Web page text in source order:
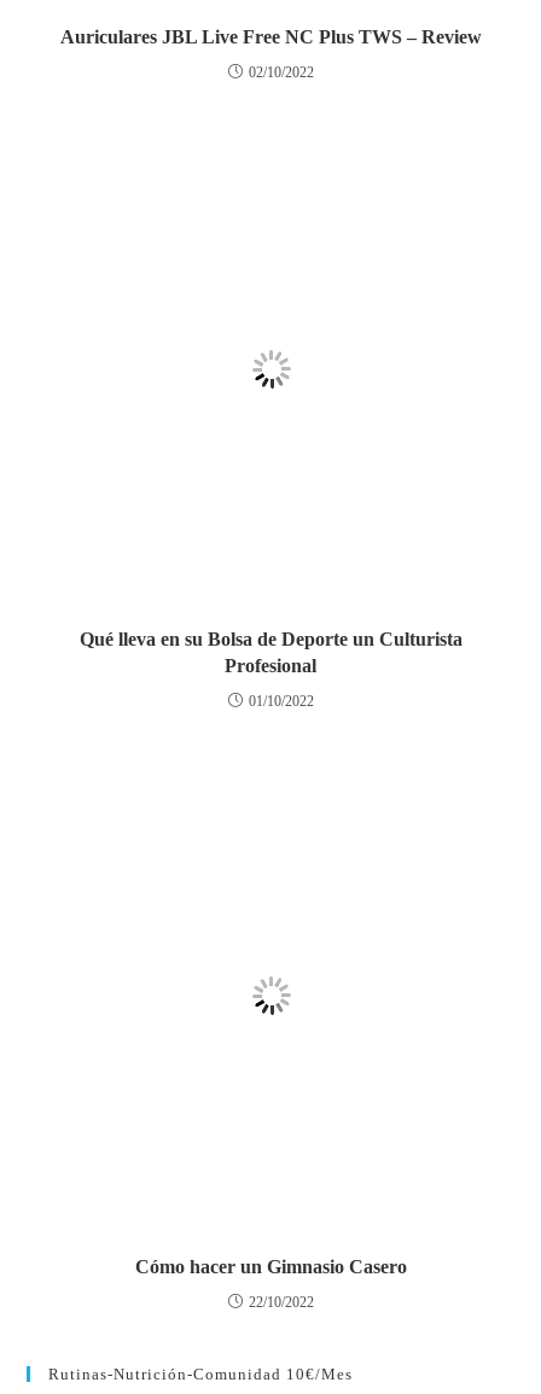
Auriculares JBL Live Free NC Plus TWS – Review
02/10/2022
Qué lleva en su Bolsa de Deporte un Culturista
Profesional
01/10/2022
Cómo hacer un Gimnasio Casero
22/10/2022
Rutinas-Nutrición-Comunidad 10€/mes